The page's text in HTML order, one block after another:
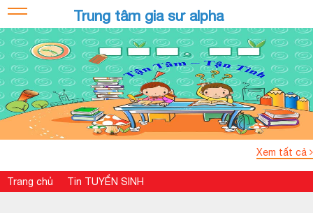
Trung tâm gia sư alpha
Xem tất cả
Trang chủ Tin TUYỂN SINH